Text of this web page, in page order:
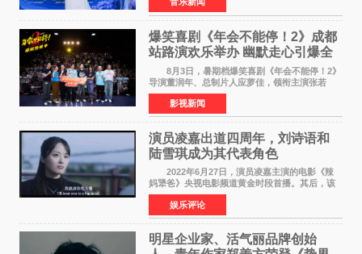
Creative Awards白金奖（Platinum Winner）、
英国London Design
爆笑喜剧《年会不能停！2》成都
站路演欢乐举办 幽默走心引爆全
场共鸣
8月3日，暑期档爆笑喜剧《年会不能停！2》
导演董润年、总制片人应萝佳，领衔主演张若
昀、白客，惊喜出演庄达菲，特别主演孙艺洲，
特别出演田雨，友情出演欧阳奋强出席成都路
演，与观众近距离互
影视新闻
演员凌嘉出道四周年，刘诗语和
陆雪琪成为其代表角色
2022年6月27日，演员凌嘉主演的电影《辣
妈犟爸》央视电影频道黄金时段首播。其后，该
电影在央视电影频道多次复播（2022年8月10
日，2022年9月30日，2023年7月17日，2025年7
月14日）。除了多次复
娱乐评论
明星企业家、活气丽品牌创始